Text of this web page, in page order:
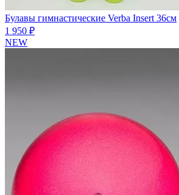
Булавы гимнастические Verba Insert 36см
1 950 ₽
NEW